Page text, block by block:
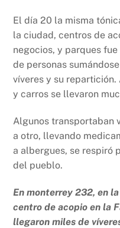
El día 20 la misma
la ciudad, centros de
negocios, y parques
de personas
víveres y su
y carros se llevaron
Algunos transportaban
a otro, llevando
a albergues, se respiró
del pueblo.
En monterrey 232, en
centro de acopio en la
llegaron miles de